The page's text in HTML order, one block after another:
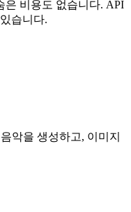
은 비용도 없습니다. API
습니다.
악을 생성하고, 이미지